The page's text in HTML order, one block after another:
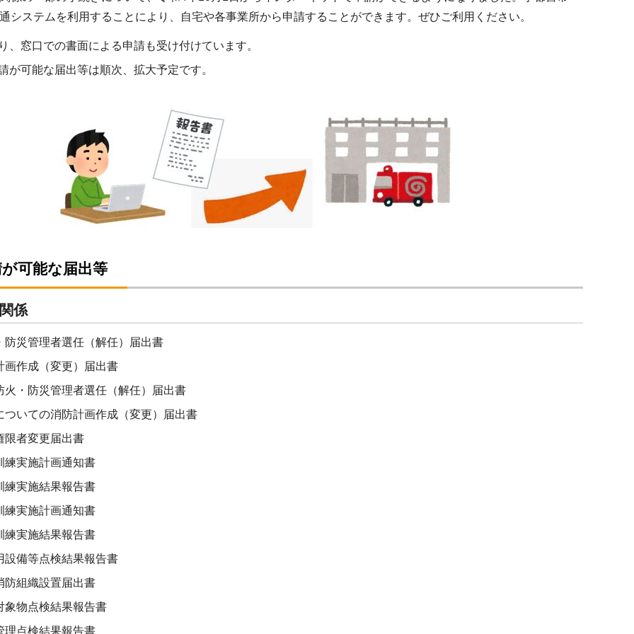
システムを利用することにより、自宅や各事業所から申請することができます。ぜひご利用ください。
、窓口での書面による申請も受け付けています。
が可能な届出等は順次、拡大予定です。
可能な届出等
係
防災管理者選任（解任）届出書
画作成（変更）届出書
火・防災管理者選任（解任）届出書
ついての消防計画作成（変更）届出書
限者変更届出書
練実施計画通知書
練実施結果報告書
練実施計画通知書
練実施結果報告書
設備等点検結果報告書
防組織設置届出書
象物点検結果報告書
理点検結果報告書